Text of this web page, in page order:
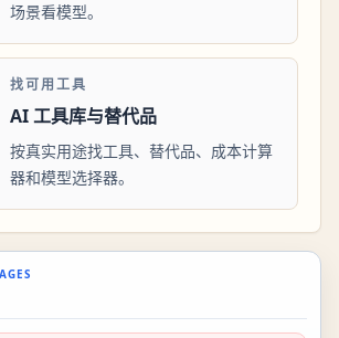
场景看模型。
找可用工具
AI 工具库与替代品
按真实用途找工具、替代品、成本计算
器和模型选择器。